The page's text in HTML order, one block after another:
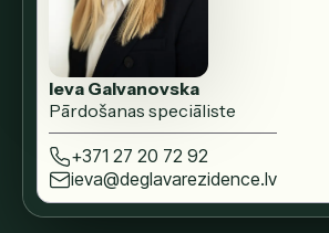
Ieva Galvanovska
Pārdošanas speciāliste
+371 27 20 72 92
ieva@deglavarezidence.lv